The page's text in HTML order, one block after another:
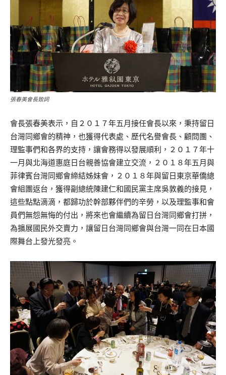
張春美會長致詞
會長張春美表示，自２０１７年五月接任會長以來，秉持留日
台灣同鄉會的精神，也獲得代表處、歷代名譽會長、顧問團、
理監事們和各界的支持，讓會務得以發展順利，２０１７年十
一月與北海道惠庭日台親善協會建立交流，２０１８年五月與
菲律賓台灣同鄉會締結姊妹會，２０１８年與留日東京華僑總
會組團返台，獲得副總統陳建仁和國民黨主席吳敦義的接見，
這些點點滴滴，都歸功於幹部夥伴們的辛勞，以及理監事和會
員們無怨無悔的付出，將來也會繼續為留日台灣同鄉會打拼，
為擴展國民外交賣力，讓留日台灣同鄉會與台灣一同在日本國
際舞台上發光發亮。